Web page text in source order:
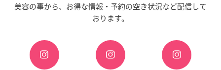
美容の事から、お得な情報・予約の空き状況など配信して
おります。